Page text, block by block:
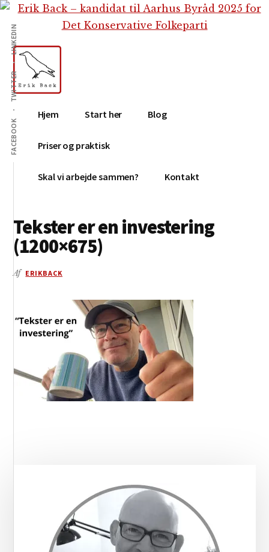
Skip
indhold
Gå
primær
sidebar
Skip
footer
Additional
menu
FACEBOOK
TWITTER
LINKEDIN
Erik
Back
Tekstforfatter,
content
creation,
blog,
medier
Hjem Start her Blog
Priser og praktisk
Skal vi arbejde sammen? Kontakt
Tekster er en investering
(1200×675)
Af ERIKBACK